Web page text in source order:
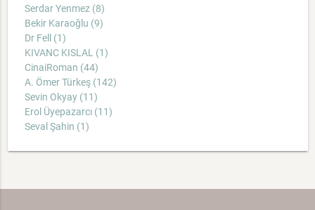
Serdar Yenmez (8)
Bekir Karaoğlu (9)
Dr Fell (1)
KIVANC KISLAL (1)
CinaiRoman (44)
A. Ömer Türkeş (142)
Sevin Okyay (11)
Erol Üyepazarcı (11)
Seval Şahin (1)